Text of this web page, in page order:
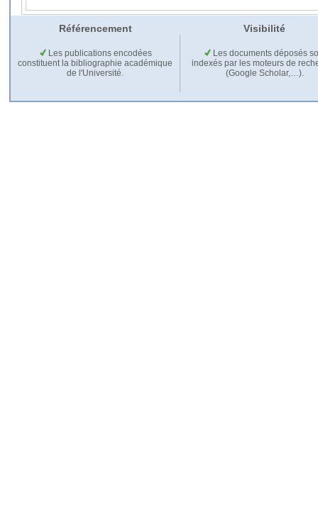
Référencement Visibilité
Les publications encodées
constituent la bibliographie académique
de l'Université.
Les documents déposés
indexés par les moteurs de
(Google Scholar,…).